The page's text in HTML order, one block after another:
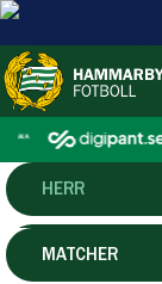
HERR
DAM
MATCHER